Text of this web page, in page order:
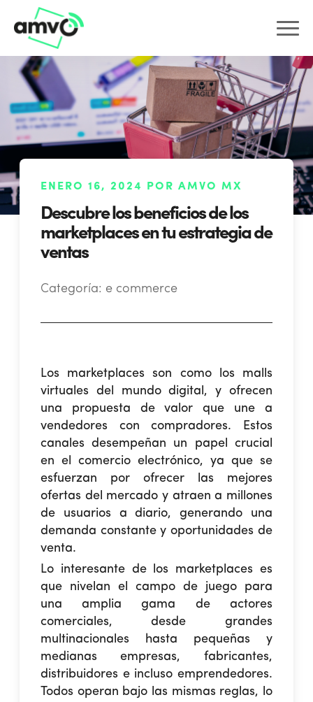
ENERO 16, 2024 POR AMVO MX
Descubre los beneficios de los
marketplaces en tu estrategia de
ventas
Categoría: e commerce
Los marketplaces son como los malls
virtuales del mundo digital, y ofrecen
una propuesta de valor que une a
vendedores con compradores. Estos
canales desempeñan un papel crucial
en el comercio electrónico, ya que se
esfuerzan por ofrecer las mejores
ofertas del mercado y atraen a millones
de usuarios a diario, generando una
demanda constante y oportunidades de
venta.
Lo interesante de los marketplaces es
que nivelan el campo de juego para
una amplia gama de actores
comerciales, desde grandes
multinacionales hasta pequeñas y
medianas empresas, fabricantes,
distribuidores e incluso emprendedores.
Todos operan bajo las mismas reglas, lo